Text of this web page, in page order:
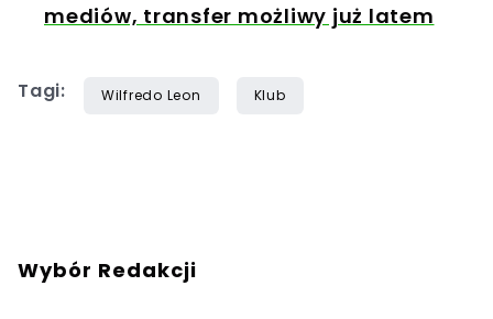
mediów, transfer możliwy już latem
Tagi: Wilfredo Leon Klub
Wybór Redakcji